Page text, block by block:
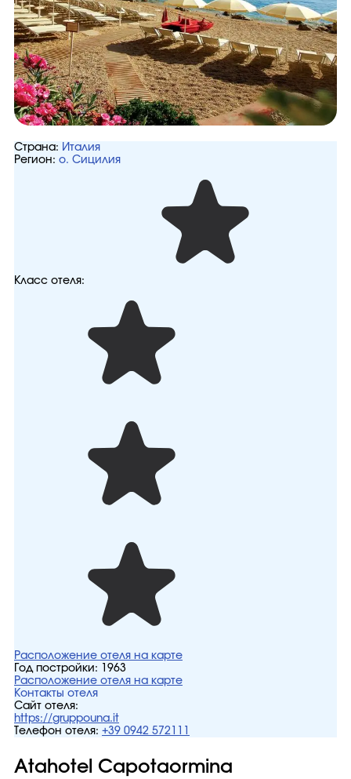
Страна: Италия
Регион: о. Сицилия
Класс отеля:
Расположение отеля на карте
Год постройки:
1963
Расположение отеля на карте
Контакты отеля
Сайт отеля:
https://gruppouna.it
Телефон отеля: +39 0942 572111
Atahotel Capotaormina